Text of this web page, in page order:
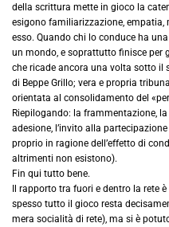
della scrittura mette in gioco la
esigono familiarizzazione, empatia,
esso. Quando chi lo conduce ha
un mondo, e soprattutto finisce per
che ricade ancora una volta sotto il
di Beppe Grillo; vera e propria
orientata al consolidamento del
Riepilogando: la frammentazione,
adesione, l’invito alla
proprio in ragione dell’effetto di
altrimenti non esistono).
Fin qui tutto bene.
Il rapporto tra fuori e dentro la rete
spesso tutto il gioco resta
mera socialità di rete), ma si è